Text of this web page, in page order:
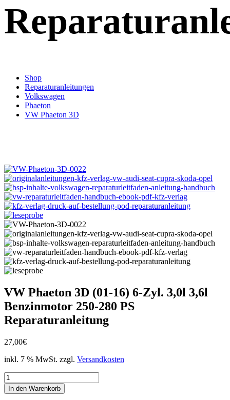
Shop
Reparaturanleitungen
Volkswagen
Phaeton
VW Phaeton 3D
VW Phaeton 3D (01-16) 6-Zyl. 3,0l 3,6l
Benzinmotor 250-280 PS
Reparaturanleitung
27,00€
inkl. 7 % MwSt. zzgl. Versandkosten
VW
Phaeton
3D
In den Warenkorb